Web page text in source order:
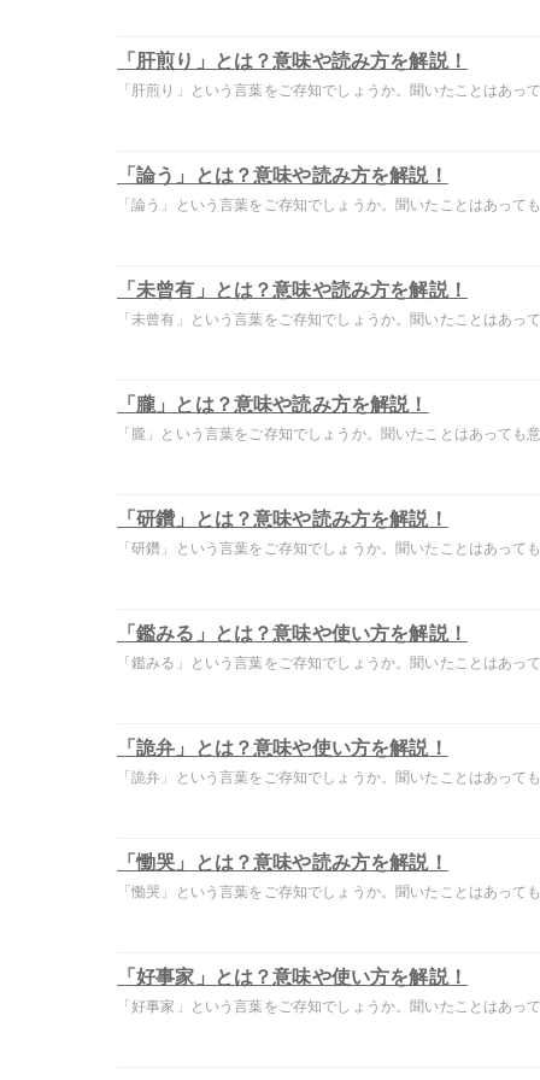
「肝煎り」とは？意味や読み方を解説！
「肝煎り」という言葉をご存知でしょうか。聞いたことはあっ
「論う」とは？意味や読み方を解説！
「論う」という言葉をご存知でしょうか。聞いたことはあって
「未曾有」とは？意味や読み方を解説！
「未曾有」という言葉をご存知でしょうか。聞いたことはあっ
「朧」とは？意味や読み方を解説！
「朧」という言葉をご存知でしょうか。聞いたことはあっても
「研鑽」とは？意味や読み方を解説！
「研鑽」という言葉をご存知でしょうか。聞いたことはあって
「鑑みる」とは？意味や使い方を解説！
「鑑みる」という言葉をご存知でしょうか。聞いたことはあっ
「詭弁」とは？意味や使い方を解説！
「詭弁」という言葉をご存知でしょうか。聞いたことはあって
「慟哭」とは？意味や読み方を解説！
「慟哭」という言葉をご存知でしょうか。聞いたことはあって
「好事家」とは？意味や使い方を解説！
「好事家」という言葉をご存知でしょうか。聞いたことはあっ